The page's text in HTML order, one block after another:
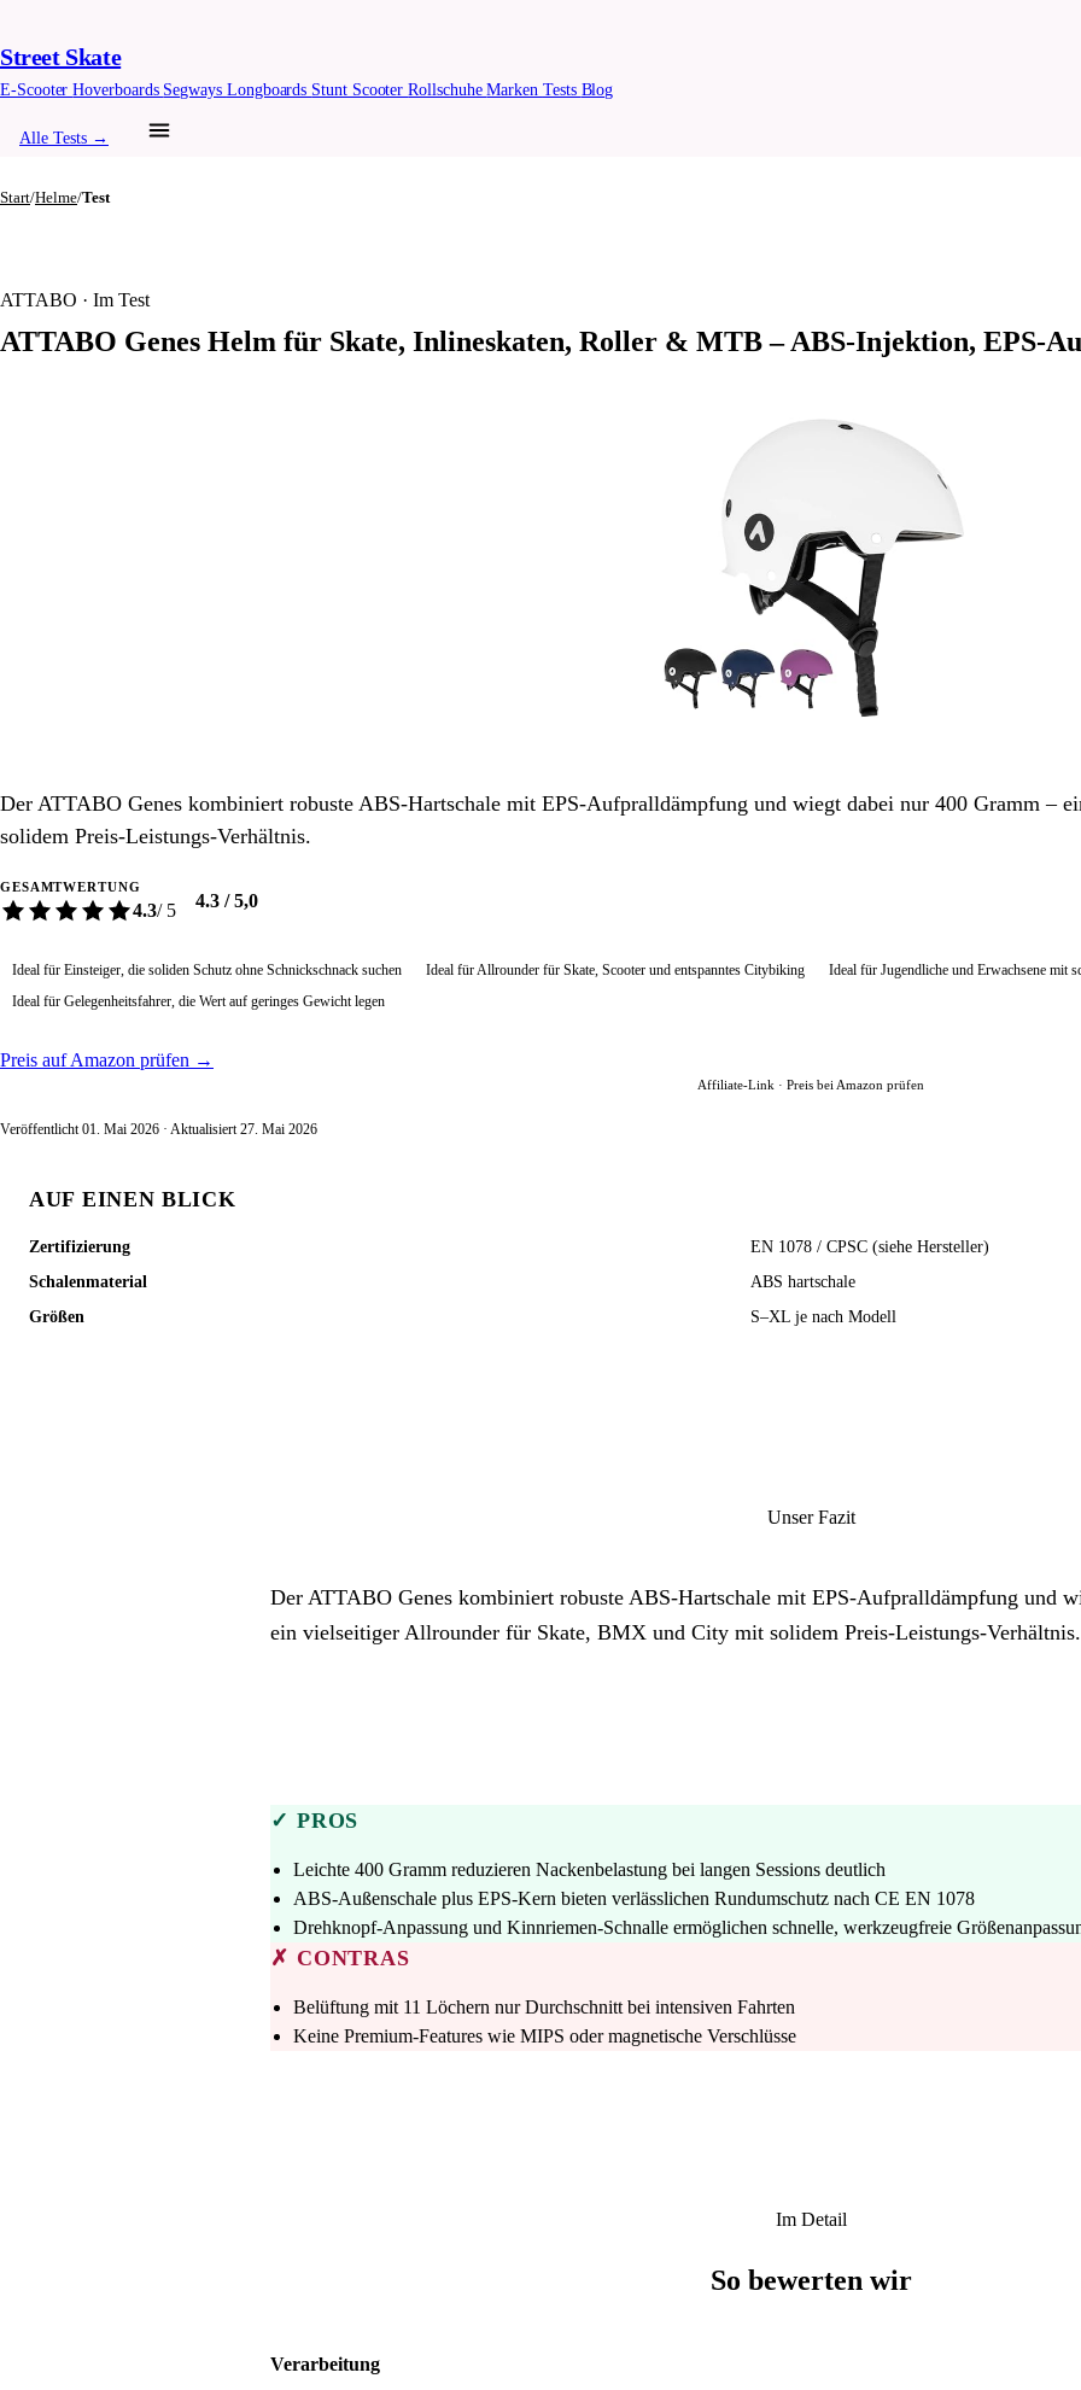
Street Skate
E-ScooterHoverboards Segways Longboards Stunt ScooterRollschuheMarken Tests Blog
Alle Tests →
Start/Helme/Test
ATTABO · Im Test
ATTABO Genes Helm für Skate, Inlineskaten, Roller & MTB – ABS-Injektion, EPS-
Der ATTABO Genes kombiniert robuste ABS-Hartschale mit EPS-Aufpralldämpfung und wiegt dabei nur 400 Gramm
solidem Preis-Leistungs-Verhältnis.
GESAMTWERTUNG
4.3/ 5 4.3 / 5,0
Ideal für Einsteiger, die soliden Schutz ohne Schnickschnack suchen Ideal für Allrounder für Skate, Scooter und entspanntes Citybiking
Ideal für Jugendliche und Erwachsene mit
Ideal für Gelegenheitsfahrer, die Wert auf geringes Gewicht legen
Preis auf Amazon prüfen →
Affiliate-Link · Preis bei Amazon prüfen
Veröffentlicht 01. Mai 2026 · Aktualisiert 27. Mai 2026
AUF EINEN BLICK
Zertifizierung
EN 1078 / CPSC (siehe Hersteller)
Schalenmaterial
ABS hartschale
Größen
S–XL je nach Modell
Unser Fazit
Der ATTABO Genes kombiniert robuste ABS-Hartschale mit EPS-Aufpralldämpfung und
ein vielseitiger Allrounder für Skate, BMX und City mit solidem Preis-Leistungs-Verhältnis.
✓ PROS
Leichte 400 Gramm reduzieren Nackenbelastung bei langen Sessions deutlich
ABS-Außenschale plus EPS-Kern bieten verlässlichen Rundumschutz nach CE EN 1078
Drehknopf-Anpassung und Kinnriemen-Schnalle ermöglichen schnelle, werkzeugfreie
✗ CONTRAS
Belüftung mit 11 Löchern nur Durchschnitt bei intensiven Fahrten
Keine Premium-Features wie MIPS oder magnetische Verschlüsse
Im Detail
So bewerten wir
Verarbeitung